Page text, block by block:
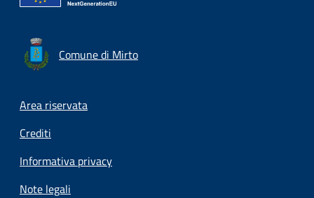
Comune di Mirto
Footer menu
Area riservata
Crediti
Informativa privacy
Note legali